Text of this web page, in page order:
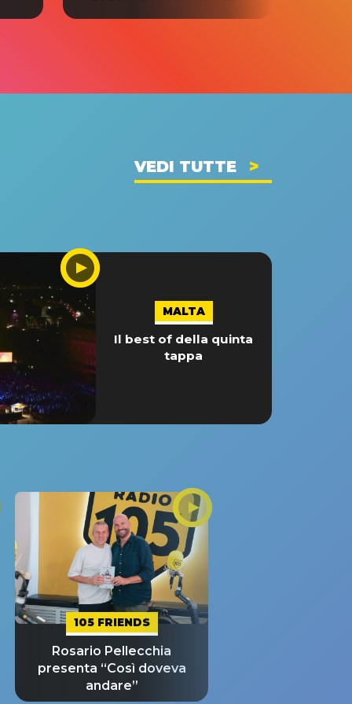
VEDI TUTTE
MALTA
Il best of della quinta
tappa
105 FRIENDS
Rosario Pellecchia
presenta “Così doveva
andare”